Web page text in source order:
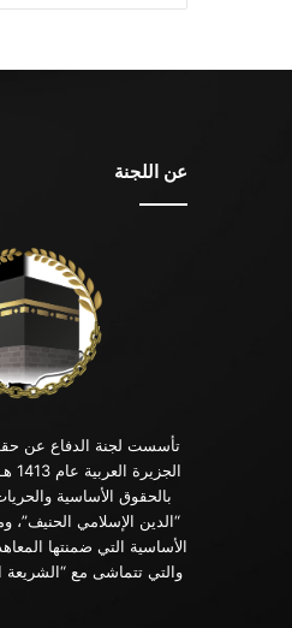
عن اللجنة
تأسست لجنة الدفاع عن
بالحقوق الأساسية
“الدين الإسلامي الحنيف”،
الأساسية التي ضمنتها
والتي تتماشى مع “الشريعة